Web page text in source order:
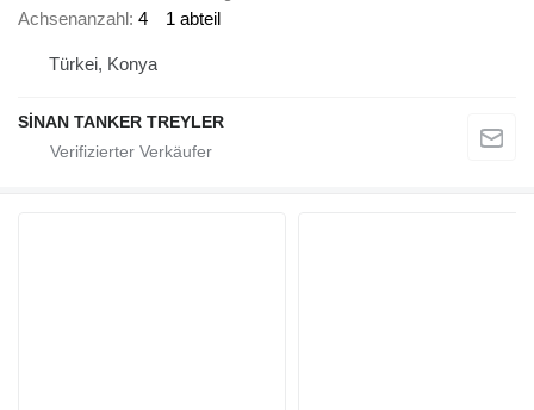
Achsenanzahl 4 1 abteil
Türkei, Konya
SİNAN TANKER TREYLER